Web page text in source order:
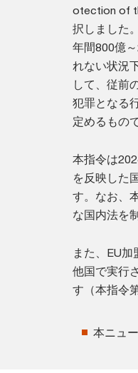
otection of
択しました
年間800億
れない状況
して、従前
犯罪となる
定めるもの
本指令は
を反映した
す。なお、
な国内法を
また、EU
他国で実行
す（本指令
本ニュ